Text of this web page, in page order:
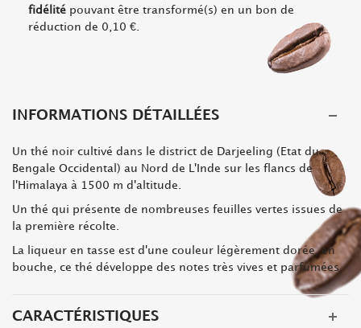
fidélité pouvant être transformé(s) en un bon de
réduction de 0,10 €
INFORMATIONS DÉTAILLÉES
Un thé noir cultivé dans le district de Darjeeling (Etat du
Bengale Occidental) au Nord de L'Inde sur les flancs de
l'Himalaya à 1500 m d'altitude
Un thé qui présente de nombreuses feuilles vertes issues de
la première récolte
La liqueur en tasse est d'une couleur légèrement dorée, en
bouche, ce thé développe des notes très vives et parfumées.
CARACTÉRISTIQUES